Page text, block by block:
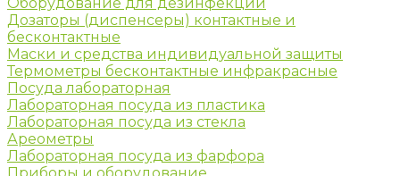
Дозаторы (диспенсеры) контактные и
бесконтактные
Маски и средства индивидуальной защиты
Термометры бесконтактные инфракрасные
Посуда лабораторная
Лабораторная посуда из пластика
Лабораторная посуда из стекла
Ареометры
Лабораторная посуда из фарфора